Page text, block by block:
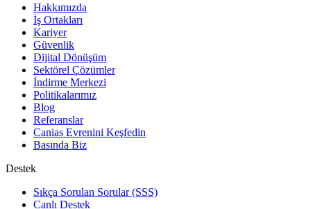
Hakkımızda
İş Ortakları
Kariyer
Güvenlik
Dijital Dönüşüm
Sektörel Çözümler
İndirme Merkezi
Politikalarımız
Blog
Referanslar
Canias Evrenini Keşfedin
Basında Biz
Destek
Sıkça Sorulan Sorular (SSS)
Canlı Destek